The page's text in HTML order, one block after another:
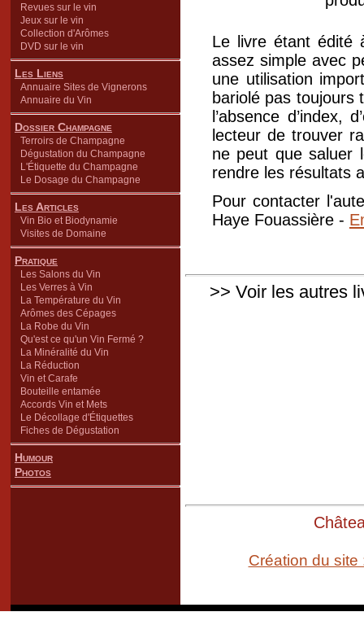
Revues sur le vin
Jeux sur le vin
Collection d'Arômes
DVD sur le vin
Les Liens
Annuaire Sites de Vignerons
Annuaire du Vin
Dossier Champagne
Terroirs de Champagne
Dégustation du Champagne
L'Étiquette du Champagne
Le Dosage du Champagne
Les Articles
Vin Bio et Biodynamie
Visites de Domaine
Pratique
Les Salons du Vin
Les Verres à Vin
La Température du Vin
Arômes des Cépages
La Robe du Vin
Qu'est ce qu'un Vin Fermé ?
La Minéralité du Vin
La Réduction
Vin et Carafe
Bouteille entamée
Accords Vin et Mets
Le Décollage d'Étiquettes
Fiches de Dégustation
Humour
Photos
Le livre étant édité
assez simple avec
une utilisation
bariolé pas toujours
l’absence
lecteur de trouver
ne peut que saluer
rendre les résultats
Pour contacter
Haye Fouassière -
>> Voir les autres
Création du site